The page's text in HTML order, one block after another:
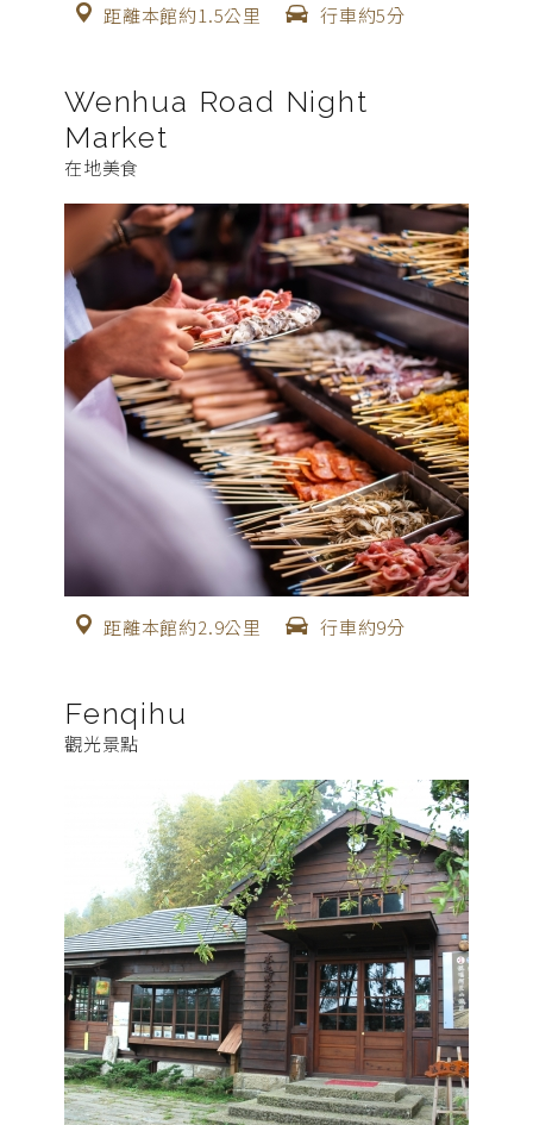
距離本館約1.5公里 行車約5分
Wenhua Road Night
Market
在地美食
距離本館約2.9公里 行車約9分
Fenqihu
觀光景點